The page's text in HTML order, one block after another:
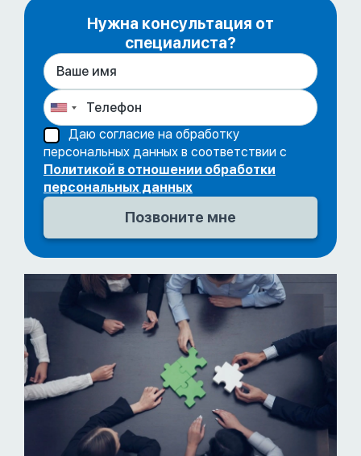
Нужна консультация от
специалиста?
Даю согласие на обработку
персональных данных в соответствии с
Политикой в отношении обработки
персональных данных